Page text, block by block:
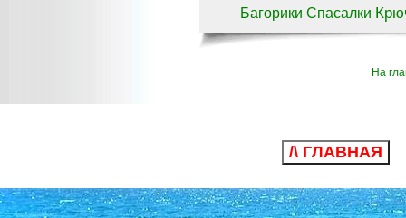
Багорики Спасалки
На
/\ ГЛАВНАЯ